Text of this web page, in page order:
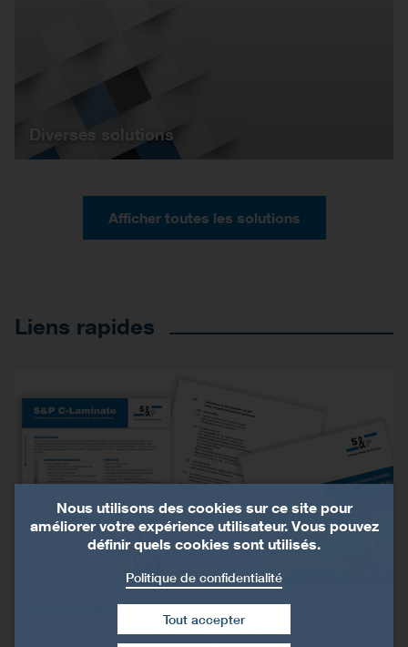
Diverses solutions
Afficher toutes les solutions
Liens rapides
Documentation
Nous vous aidons à planifier et à réaliser vos projets
Nous utilisons des cookies sur ce site pour
améliorer votre expérience utilisateur. Vous pouvez
définir quels cookies sont utilisés.
Politique de confidentialité
Tout accepter